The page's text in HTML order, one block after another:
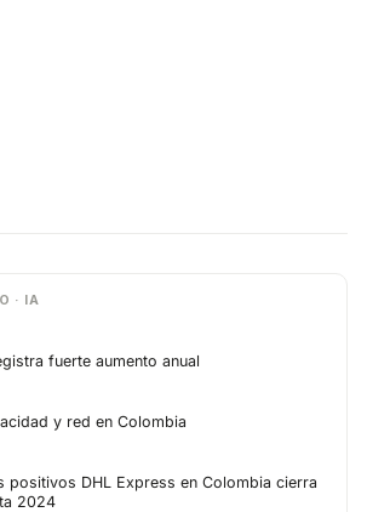
· IA
fuerte aumento anual
y red en Colombia
positivos DHL Express en Colombia cierra
2024